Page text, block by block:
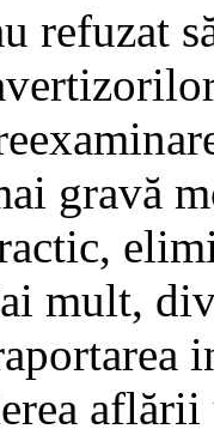
refuzat
gravă
mult,